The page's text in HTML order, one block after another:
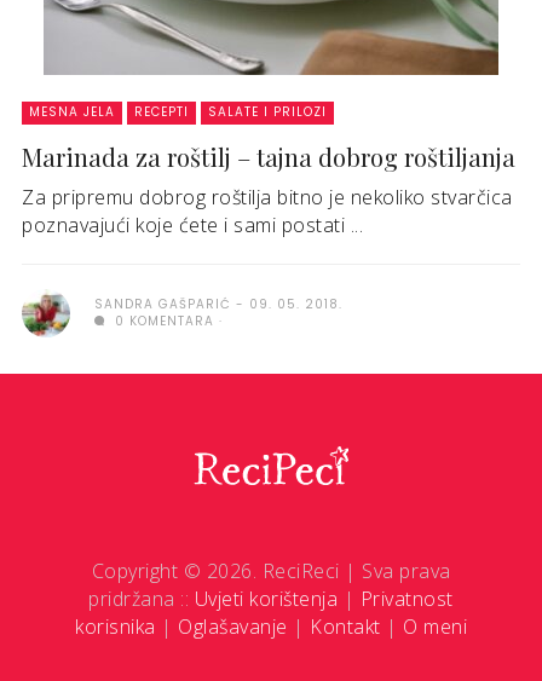
MESNA JELA RECEPTI SALATE I PRILOZI
Marinada za roštilj – tajna dobrog roštiljanja
Za pripremu dobrog roštilja bitno je nekoliko stvarčica
poznavajući koje ćete i sami postati ...
SANDRA GAŠPARIĆ
09. 05. 2018.
0 KOMENTARA
Copyright © 2026. ReciReci | Sva prava
pridržana :: Uvjeti korištenja | Privatnost
korisnika | Oglašavanje | Kontakt | O meni